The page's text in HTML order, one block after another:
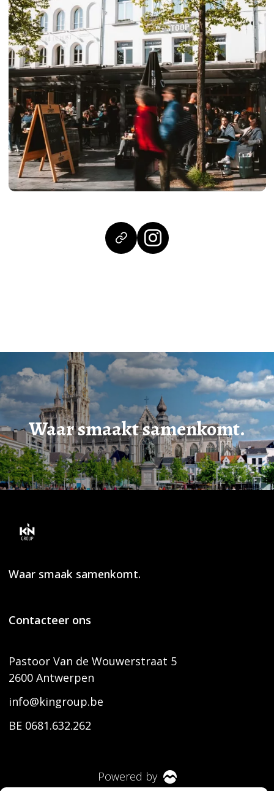
Waar smaakt samenkomt.
Waar smaak samenkomt.
Contacteer ons
Pastoor Van de Wouwerstraat 5
2600 Antwerpen
info@kingroup.be
BE 0681.632.262
Powered by